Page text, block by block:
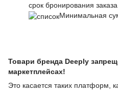
срок бронирования
Минимальная
Товари бренда Deeply
маркетплейсах!
Это касается таких платформ,